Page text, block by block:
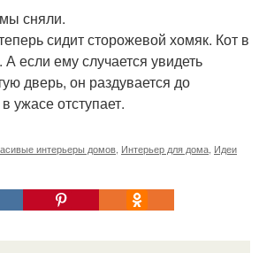
сняли.
сидит сторожевой хомяк. Кот в
А если ему случается увидеть
дверь, он раздувается до
ужасе отступает.
интерьеры домов, Интерьер для дома, Идеи